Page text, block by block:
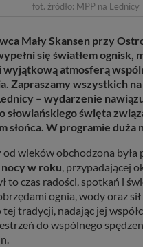
fot. źródło: MPP na Lednicy
Mały Skansen przy
się światłem ognisk,
wyjątkową atmosferą
Zapraszamy wszystkich
– wydarzenie
słowiańskiego święta
słońca. W programie duża
od wieków obchodzona była
w roku, przypadającej
to czas radości, spotkań i
ognia, wody oraz
tradycji, nadając jej
do wspólnego